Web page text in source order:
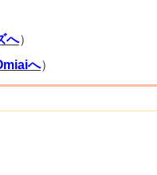
へ）
へ）